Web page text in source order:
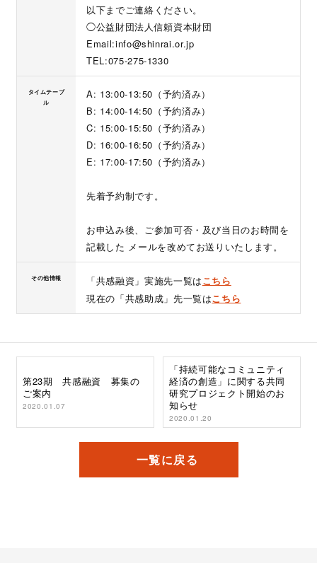
以下までご連絡ください。
◯公益財団法人信頼資本財団
Email:info@shinrai.or.jp
TEL:075-275-1330
タイムテーブ
ル
A: 13:00-13:50（予約済み）
B: 14:00-14:50（予約済み）
C: 15:00-15:50（予約済み）
D: 16:00-16:50（予約済み）
E: 17:00-17:50（予約済み）
先着予約制です。
お申込み後、ご参加可否・及び当日のお時間を
記載した メールを改めてお送りいたします。
その他情報 「共感融資」実施先一覧はこちら
現在の「共感助成」先一覧はこちら
第23期 共感融資 募集の
ご案内
2020.01.07
「持続可能なコミュニティ
経済の創造」に関する共同
研究プロジェクト開始のお
知らせ
2020.01.20
一覧に戻る